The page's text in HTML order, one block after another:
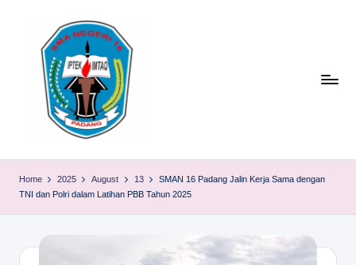
M
A
Home 2025 August 13
SMAN 16 Padang Jalin Kerja Sama dengan
TNI dan Polri dalam Latihan PBB Tahun 2025